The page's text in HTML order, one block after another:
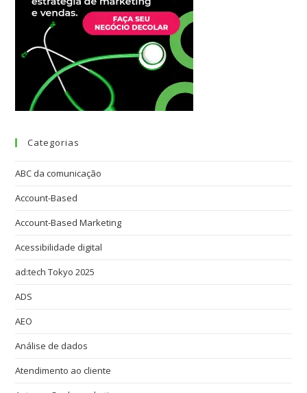
Categorias
ABC da comunicação
Account-Based
Account-Based Marketing
Acessibilidade digital
ad:tech Tokyo 2025
ADS
AEO
Análise de dados
Atendimento ao cliente